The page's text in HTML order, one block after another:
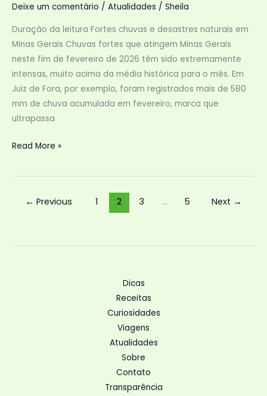
Deixe um comentário / Atualidades / Sheila
Duração da leitura Fortes chuvas e desastres naturais em
Minas Gerais Chuvas fortes que atingem Minas Gerais
neste fim de fevereiro de 2026 têm sido extremamente
intensas, muito acima da média histórica para o mês. Em
Juiz de Fora, por exemplo, foram registrados mais de 580
mm de chuva acumulada em fevereiro, marca que
ultrapassa
Fortes
em
Gerais:
resposta
Read More »
← Previous 1 2 3 … 5 Next →
Dicas
Receitas
Curiosidades
Viagens
Atualidades
Sobre
Contato
Transparência